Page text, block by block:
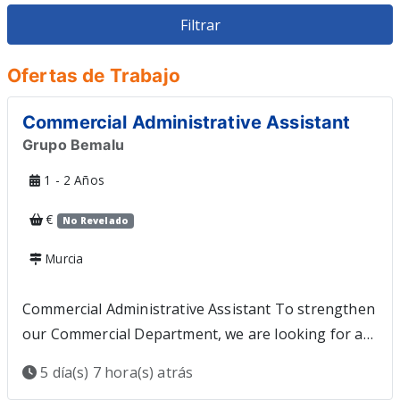
Restauracion
Ofertas de Trabajo
Commercial Administrative Assistant
Grupo Bemalu
1 - 2 Años
€ No Revelado
Murcia
Commercial Administrative Assistant To strengthen
our Commercial Department, we are looking for a
level of English to join our head office in Mazarrón,
5 día(s) 7 hora(s) atrás